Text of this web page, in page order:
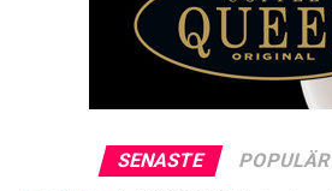
SENASTE POPULÄR